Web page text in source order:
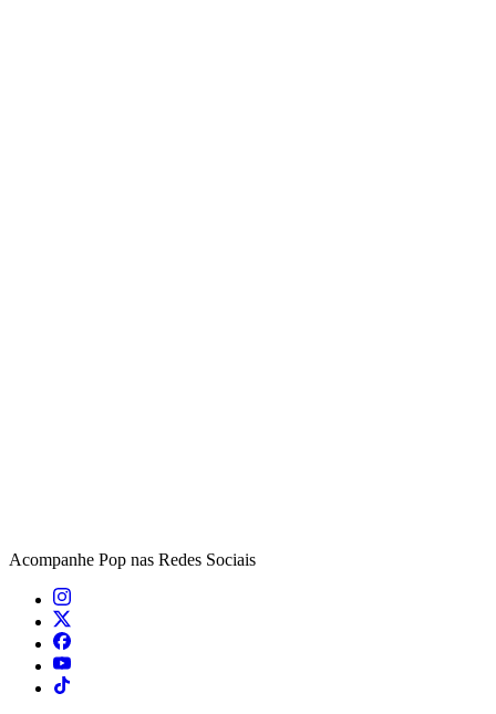
Acompanhe Pop nas Redes Sociais